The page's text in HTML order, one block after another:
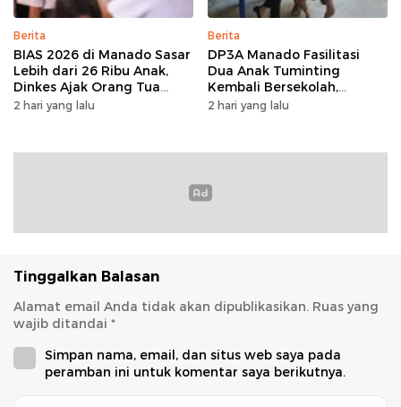
Berita
BIAS 2026 di Manado Sasar
Lebih dari 26 Ribu Anak,
Dinkes Ajak Orang Tua
Dukung Imunisasi
2 hari yang lalu
Berita
DP3A Manado Fasilitasi
Dua Anak Tuminting
Kembali Bersekolah,
Setelah Berulang Kali Tidur
2 hari yang lalu
Tinggalkan Balasan
Alamat email Anda tidak akan dipublikasikan. Ruas yang
wajib ditandai *
Simpan nama, email, dan situs web saya pada
peramban ini untuk komentar saya berikutnya.